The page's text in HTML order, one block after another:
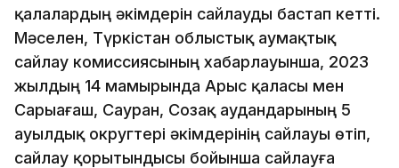
қалалардың әкімдерін сайлауды бастап кетті.
Мәселен, Түркістан облыстық аумақтық
сайлау комиссиясының хабарлауынша, 2023
жылдың 14 мамырында Арыс қаласы мен
Сарыағаш, Сауран, Созақ аудандарының 5
ауылдық округтері әкімдерінің сайлауы өтіп,
сайлау қорытындысы бойынша сайлауға